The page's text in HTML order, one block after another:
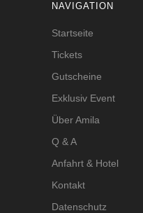
NAVIGATION
Startseite
Tickets
Gutscheine
Exklusiv Event
Über Amila
Q & A
Anfahrt & Hotel
Kontakt
Datenschutz